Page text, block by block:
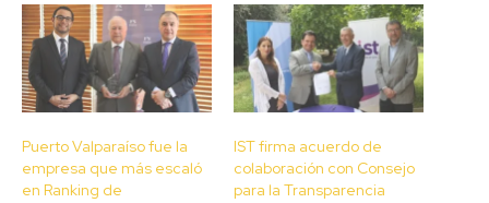
Puerto Valparaíso fue la
empresa que más escaló
en Ranking de
IST firma acuerdo de
colaboración con Consejo
para la Transparencia